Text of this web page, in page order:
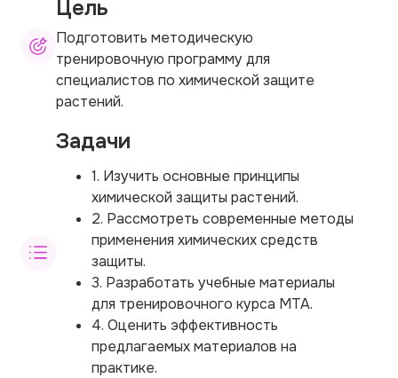
Цель
Подготовить методическую
тренировочную программу для
специалистов по химической защите
растений.
Задачи
1. Изучить основные принципы
химической защиты растений.
2. Рассмотреть современные методы
применения химических средств
защиты.
3. Разработать учебные материалы
для тренировочного курса МТА.
4. Оценить эффективность
предлагаемых материалов на
практике.